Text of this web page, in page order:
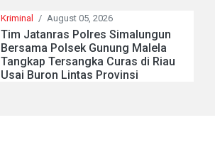
Kriminal / August 05, 2026
Tim Jatanras Polres Simalungun
Bersama Polsek Gunung Malela
Tangkap Tersangka Curas di Riau
Usai Buron Lintas Provinsi